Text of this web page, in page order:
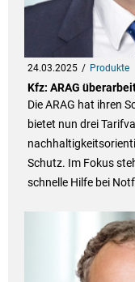
24.03.2025 Produkte
Kfz: ARAG
Die ARAG hat ihren
bietet nun drei
Schutz. Im Fokus
schnelle Hilfe bei